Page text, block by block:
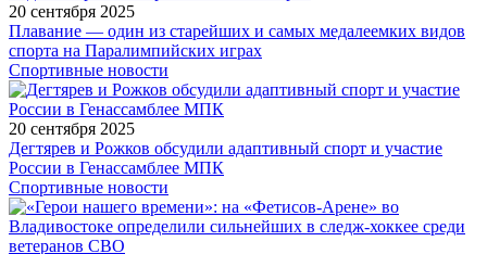
20 сентября 2025
Плавание — один из старейших и самых медалеемких видов
спорта на Паралимпийских играх
Спортивные новости
20 сентября 2025
Дегтярев и Рожков обсудили адаптивный спорт и участие
России в Генассамблее МПК
Спортивные новости